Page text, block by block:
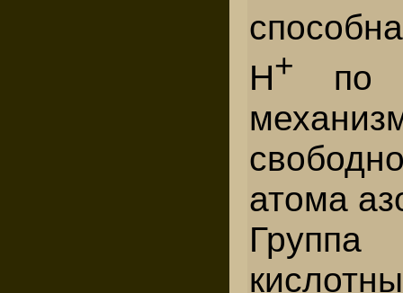
Н+ по
атома